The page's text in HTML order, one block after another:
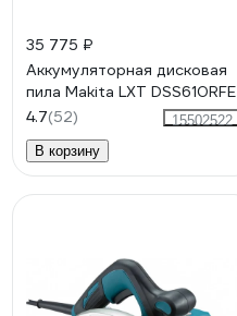
35 775 ₽
Аккумуляторная дисковая
пила Makita LXT DSS610RFE
4.7(52)
15502522
В корзину